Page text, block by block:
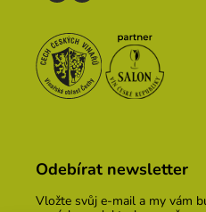
Odebírat newsletter
Vložte svůj e-mail a my vám